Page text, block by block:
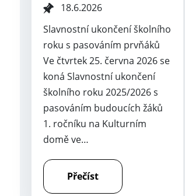
18.6.2026
Slavnostní ukončení školního
roku s pasováním prvňáků
Ve čtvrtek 25. června 2026 se
koná Slavnostní ukončení
školního roku 2025/2026 s
pasováním budoucích žáků
1. ročníku na Kulturním
domě ve…
Přečíst